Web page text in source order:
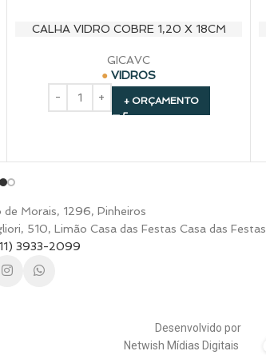
CALHA VIDRO COBRE 1,20 X 18CM
GICAVC
VIDROS
+ ORÇAMENTO
Morais, 1296, Pinheiros
510, Limão Casa das Festas Casa das Festas
3933-2099
Desenvolvido por
Netwish Mídias Digitais